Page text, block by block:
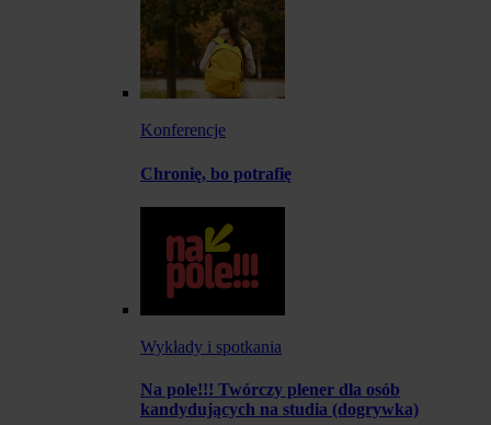
Konferencje
Chronię, bo potrafię
Wykłady i spotkania
Na pole!!! Twórczy plener dla osób
kandydujących na studia (dogrywka)